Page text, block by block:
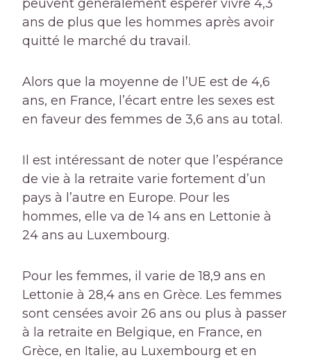
peuvent généralement espérer vivre 4,3
ans de plus que les hommes après avoir
quitté le marché du travail.
Alors que la moyenne de l’UE est de 4,6
ans, en France, l’écart entre les sexes est
en faveur des femmes de 3,6 ans au total.
Il est intéressant de noter que l’espérance
de vie à la retraite varie fortement d’un
pays à l’autre en Europe. Pour les
hommes, elle va de 14 ans en Lettonie à
24 ans au Luxembourg.
Pour les femmes, il varie de 18,9 ans en
Lettonie à 28,4 ans en Grèce. Les femmes
sont censées avoir 26 ans ou plus à passer
à la retraite en Belgique, en France, en
Grèce, en Italie, au Luxembourg et en